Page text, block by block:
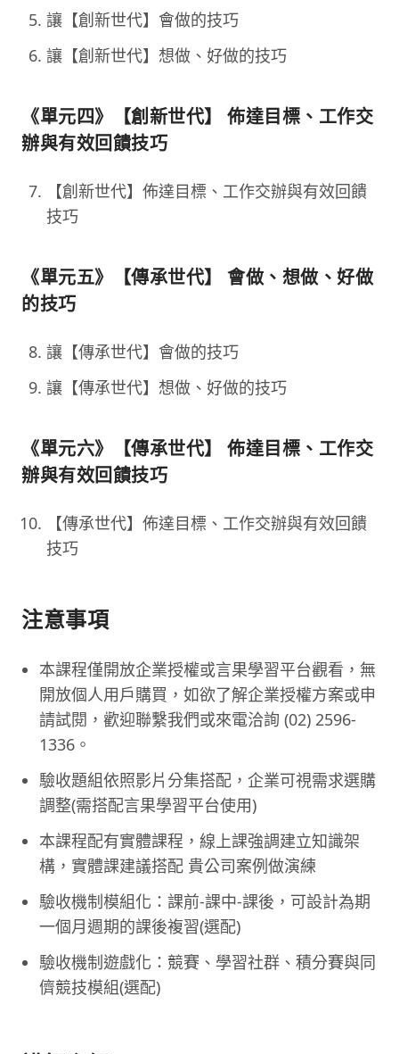
讓【創新世代】會做的技巧
讓【創新世代】想做、好做的技巧
《單元四》【創新世代】 佈達目標、工作交
辦與有效回饋技巧
【創新世代】佈達目標、工作交辦與有效回饋
技巧
《單元五》【傳承世代】 會做、想做、好做
的技巧
讓【傳承世代】會做的技巧
讓【傳承世代】想做、好做的技巧
《單元六》【傳承世代】 佈達目標、工作交
辦與有效回饋技巧
【傳承世代】佈達目標、工作交辦與有效回饋
技巧
注意事項
本課程僅開放企業授權或言果學習平台觀看，無
開放個人用戶購買，如欲了解企業授權方案或申
請試閱，歡迎聯繫我們或來電洽詢 (02) 2596-
1336。
驗收題組依照影片分集搭配，企業可視需求選購
調整(需搭配言果學習平台使用)
本課程配有實體課程，線上課強調建立知識架
構，實體課建議搭配 貴公司案例做演練
驗收機制模組化：課前-課中-課後，可設計為期
一個月週期的課後複習(選配)
驗收機制遊戲化：競賽、學習社群、積分賽與同
儕競技模組(選配)